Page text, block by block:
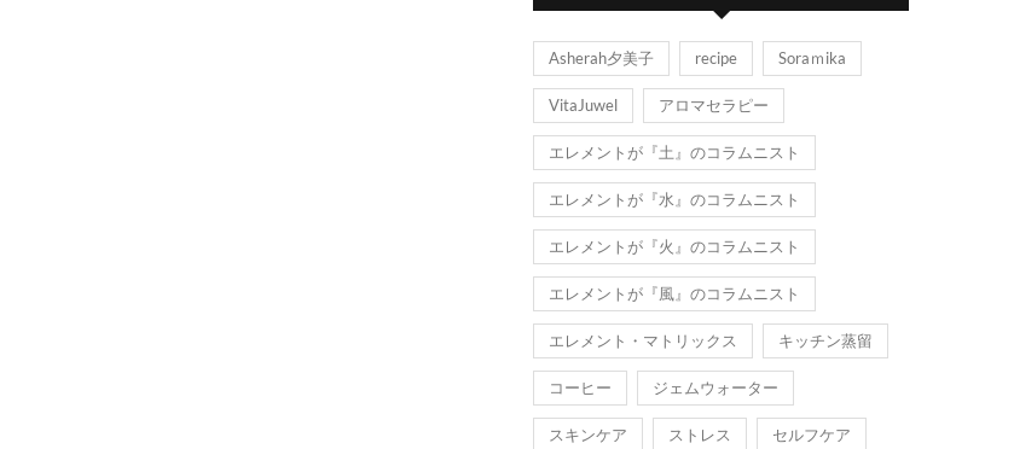
Asherah夕美子 recipe Soraｍika
VitaJuwel アロマセラピー
エレメントが『土』のコラムニスト
エレメントが『水』のコラムニスト
エレメントが『火』のコラムニスト
エレメントが『風』のコラムニスト
エレメント・マトリックス キッチン蒸留
コーヒー ジェムウォーター
スキンケア ストレス セルフケア